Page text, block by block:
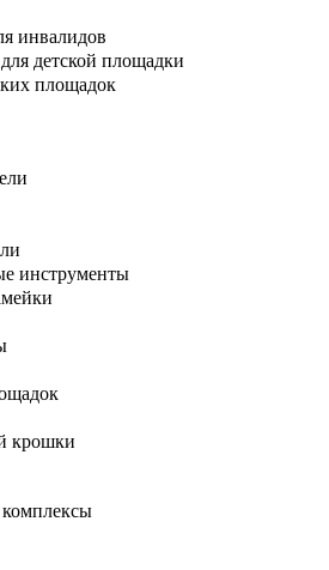
инвалидов
детской площадки
площадок
инструменты
крошки